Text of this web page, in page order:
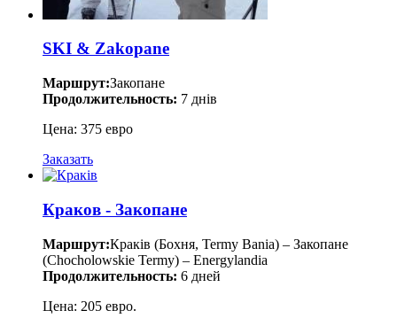
SKI & Zakopane
Маршрут:Закопане
Продолжительность: 7 днів
Цена: 375 евро
Заказать
Краков - Закопане
Маршрут:Краків (Бохня, Termy Bania) – Закопане
(Chocholowskie Termy) – Energylandia
Продолжительность: 6 дней
Цена: 205 евро.